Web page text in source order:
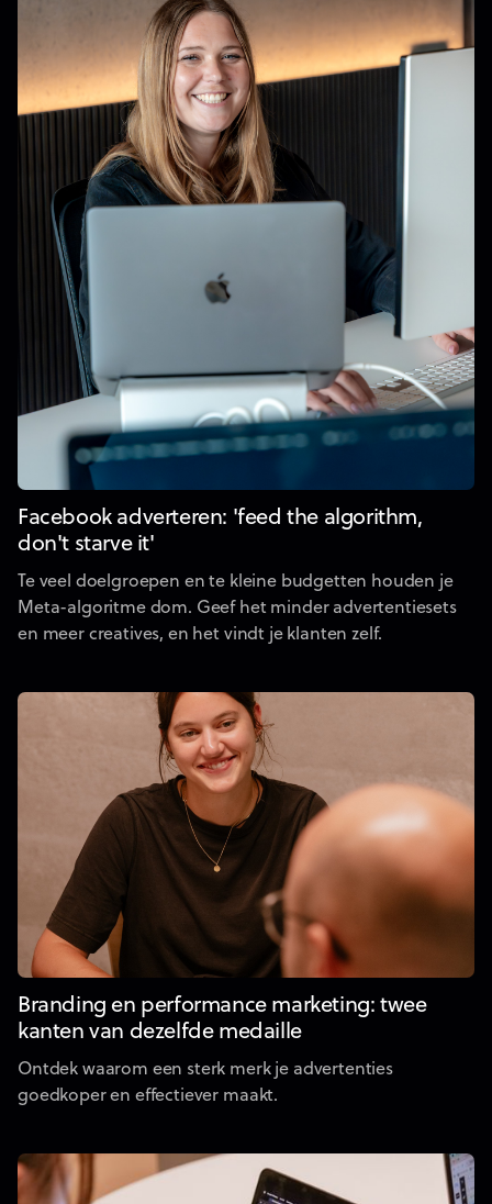
Facebook adverteren: 'feed the algorithm,
don't starve it'
Te veel doelgroepen en te kleine budgetten houden je
Meta-algoritme dom. Geef het minder advertentiesets
en meer creatives, en het vindt je klanten zelf.
Branding en performance marketing: twee
kanten van dezelfde medaille
Ontdek waarom een sterk merk je advertenties
goedkoper en effectiever maakt.